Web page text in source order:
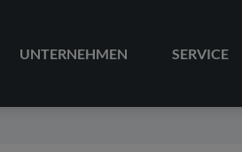
UNTERNEHMEN SERVICE